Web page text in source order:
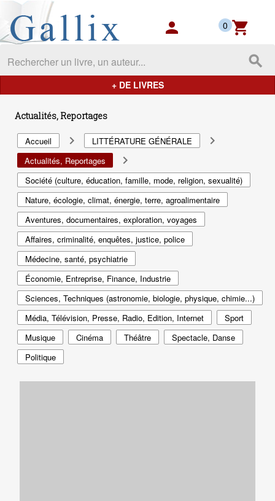
Gallix - les mondes du livres
person shopping_cart
0
search
+ DE LIVRES
Actualités, Reportages
Accueil navigate_next LITTÉRATURE GÉNÉRALE navigate_next
Actualités, Reportages navigate_next
Société (culture, éducation, famille, mode, religion, sexualité)
Nature, écologie, climat, énergie, terre, agroalimentaire
Aventures, documentaires, exploration, voyages
Affaires, criminalité, enquêtes, justice, police
Médecine, santé, psychiatrie
Économie, Entreprise, Finance, Industrie
Sciences, Techniques (astronomie, biologie, physique, chimie...)
Média, Télévision, Presse, Radio, Edition, Internet
Sport
Musique
Cinéma Théâtre
Spectacle, Danse
Politique